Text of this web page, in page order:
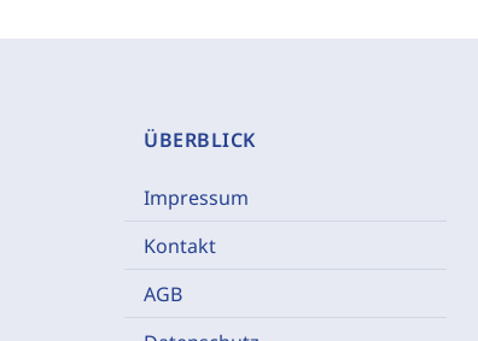
ÜBERBLICK
Impressum
Kontakt
AGB